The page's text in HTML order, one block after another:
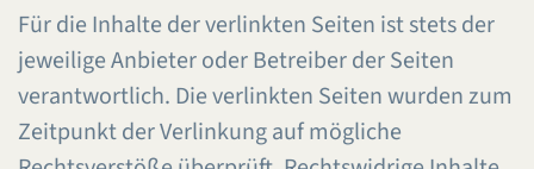
Für die Inhalte der verlinkten Seiten ist stets der
jeweilige Anbieter oder Betreiber der Seiten
verantwortlich. Die verlinkten Seiten wurden zum
Zeitpunkt der Verlinkung auf mögliche